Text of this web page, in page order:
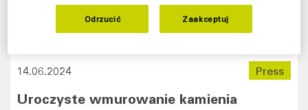
Press
14.06.2024
Uroczyste wmurowanie kamienia
Odrzucić Zaakceptuj